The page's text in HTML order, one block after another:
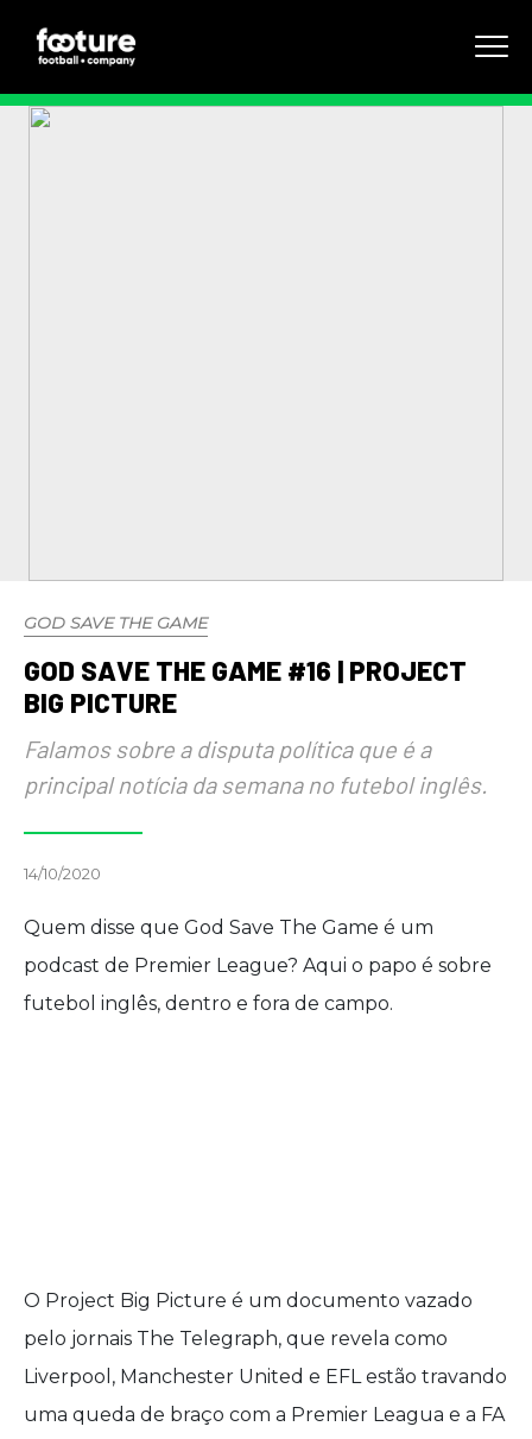
GOD SAVE THE GAME
GOD SAVE THE GAME #16 | PROJECT
BIG PICTURE
Falamos sobre a disputa política que é a
principal notícia da semana no futebol inglês.
14/10/2020
Quem disse que God Save The Game é um
podcast de Premier League? Aqui o papo é sobre
futebol inglês, dentro e fora de campo.
O Project Big Picture é um documento vazado
pelo jornais The Telegraph, que revela como
Liverpool, Manchester United e EFL estão travando
uma queda de braço com a Premier Leagua e a FA